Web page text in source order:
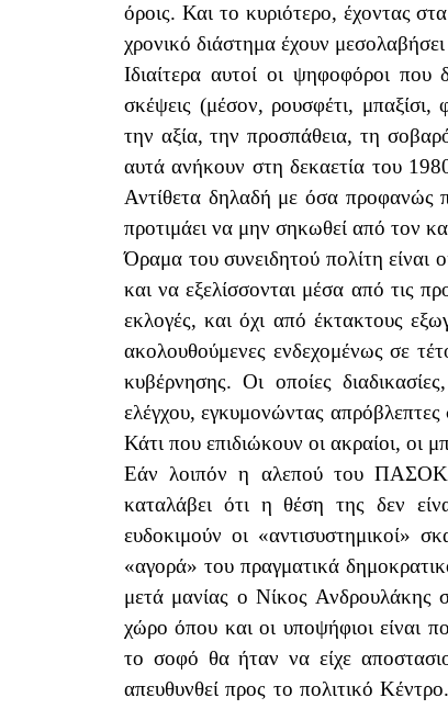
όροις. Και το κυριότερο, έχοντας
χρονικό διάστημα έχουν
Ιδιαίτερα αυτοί οι ψηφοφόροι
σκέψεις (μέσον, ρουσφέτι, μπαξίσι,
την αξία, την προσπάθεια, τη
αυτά ανήκουν στη δεκαετία του
Αντίθετα δηλαδή με όσα προφανώς
προτιμάει να μην σηκωθεί από τον
Όραμα του συνειδητού πολίτη είναι
και να εξελίσσονται μέσα από τις
εκλογές, και όχι από έκτακτους
ακολουθούμενες ενδεχομένως σε
κυβέρνησης. Οι οποίες
ελέγχου, εγκυμονώντας απρόβλεπτες
Κάτι που επιδιώκουν οι ακραίοι, οι
Εάν λοιπόν η αλεπού του ΠΑΣΟΚ
καταλάβει ότι η θέση της δεν
ευδοκιμούν οι «αντισυστημικοί»
«αγορά» του πραγματικά
μετά μανίας ο Νίκος Ανδρουλάκης
χώρο όπου και οι υποψήφιοι είναι
το σοφό θα ήταν να είχε
απευθυνθεί προς το πολιτικό